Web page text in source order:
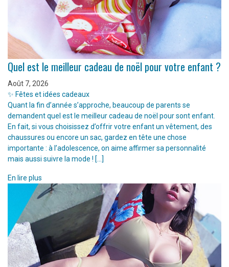
Quel est le meilleur cadeau de noël pour votre enfant ?
Août 7, 2026
✨ Fêtes et idées cadeaux
Quant la fin d’année s’approche, beaucoup de parents se
demandent quel est le meilleur cadeau de noël pour sont enfant.
En fait, si vous choisissez d’offrir votre enfant un vêtement, des
chaussures ou encore un sac, gardez en tête une chose
importante : à l’adolescence, on aime affirmer sa personnalité
mais aussi suivre la mode ! […]
En lire plus